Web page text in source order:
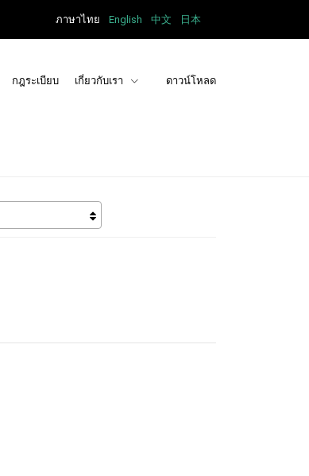
ภาษาไทย English 中文 日本
กฎระเบียบ เกี่ยวกับเรา ดาวน์โหลด